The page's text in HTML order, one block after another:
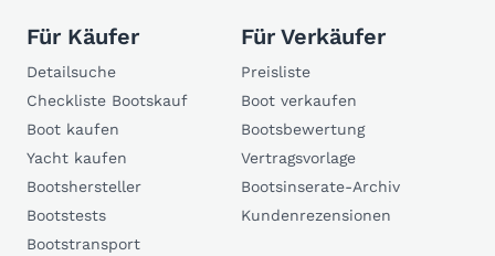
Für Käufer
Detailsuche
Checkliste Bootskauf
Boot kaufen
Yacht kaufen
Bootshersteller
Bootstests
Bootstransport
Für Verkäufer
Preisliste
Boot verkaufen
Bootsbewertung
Vertragsvorlage
Bootsinserate-Archiv
Kundenrezensionen